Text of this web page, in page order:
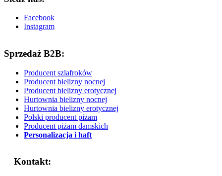
Facebook
Instagram
Sprzedaż B2B:
Producent szlafroków
Producent bielizny nocnej
Producent bielizny erotycznej
Hurtownia bielizny nocnej
Hurtownia bielizny erotycznej
Polski producent piżam
Producent piżam damskich
Personalizacja i haft
Kontakt: